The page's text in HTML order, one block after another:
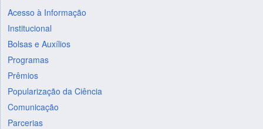
Acesso à Informação
Institucional
Bolsas e Auxílios
Programas
Prêmios
Popularização da Ciência
Comunicação
Parcerias